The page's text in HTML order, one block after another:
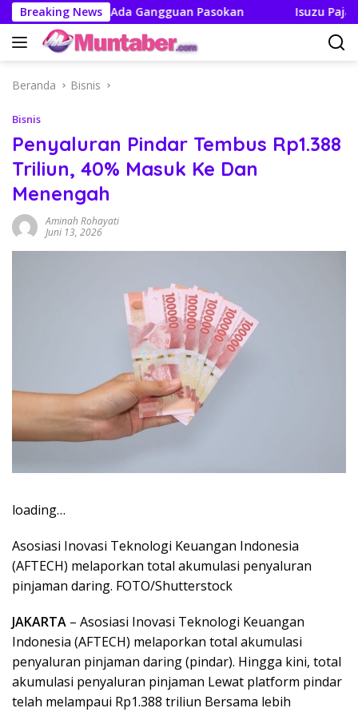
Langsung
ke
konten
Breaking News
Tak Boleh Ada Gangguan Pasokan Isuzu Pajang
Beranda Bisnis
Bisnis
Penyaluran Pindar Tembus Rp1.388
Triliun, 40% Masuk Ke Dan
Menengah
Aminah Rohayati
Juni 13, 2026
loading…
Asosiasi Inovasi Teknologi Keuangan Indonesia
(AFTECH) melaporkan total akumulasi penyaluran
pinjaman daring. FOTO/Shutterstock
JAKARTA – Asosiasi Inovasi Teknologi Keuangan
Indonesia (AFTECH) melaporkan total akumulasi
penyaluran pinjaman daring (pindar). Hingga kini, total
akumulasi penyaluran pinjaman Lewat platform pindar
telah melampaui Rp1.388 triliun Bersama lebih